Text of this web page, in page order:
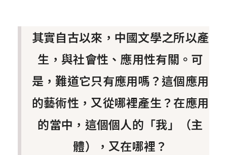
其實自古以來，中國文學之所以產
生，與社會性、應用性有關。可
是，難道它只有應用嗎？這個應用
的藝術性，又從哪裡產生？在應用
的當中，這個個人的「我」（主
體），又在哪裡？